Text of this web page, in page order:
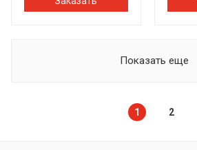
Показать еще
1 2